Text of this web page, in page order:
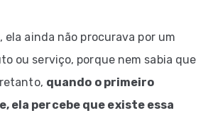
ela ainda não procurava por um
ou serviço, porque nem sabia que
quando o primeiro
ela percebe que existe essa